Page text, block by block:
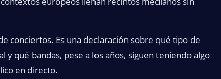
conciertos. Es una declaración sobre qué tipo de
qué bandas, pese a los años, siguen teniendo algo
en directo.